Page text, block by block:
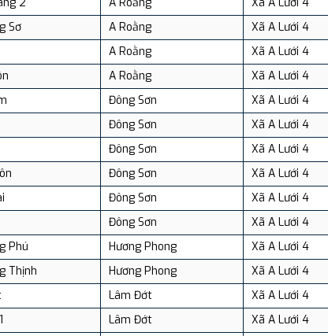
Sơ A Roằng Xã A Lưới 4
A Roằng Xã A Lưới 4
A Roằng Xã A Lưới 4
Đông Sơn Xã A Lưới 4
Đông Sơn Xã A Lưới 4
Đông Sơn Xã A Lưới 4
Đông Sơn Xã A Lưới 4
Đông Sơn Xã A Lưới 4
Đông Sơn Xã A Lưới 4
Phú Hương Phong Xã A Lưới 4
Thịnh Hương Phong Xã A Lưới 4
Lâm Đớt Xã A Lưới 4
Lâm Đớt Xã A Lưới 4